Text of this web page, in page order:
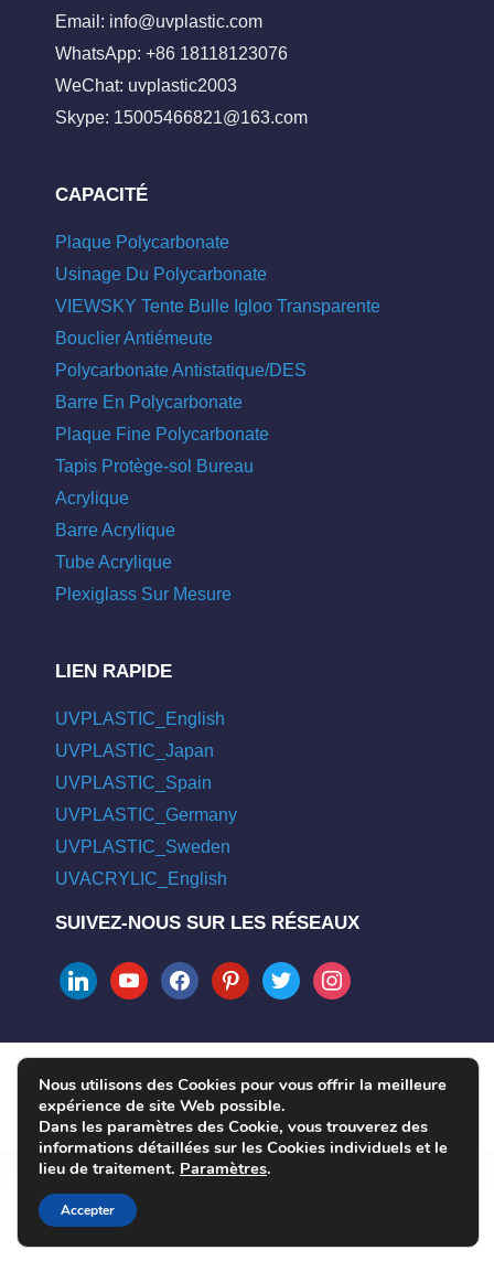
Email: info@uvplastic.com
WhatsApp: +86 18118123076
WeChat: uvplastic2003
Skype: 15005466821@163.com
CAPACITÉ
Plaque Polycarbonate
Usinage Du Polycarbonate
VIEWSKY Tente Bulle Igloo Transparente
Bouclier Antiémeute
Polycarbonate Antistatique/DES
Barre En Polycarbonate
Plaque Fine Polycarbonate
Tapis Protège-sol Bureau
Acrylique
Barre Acrylique
Tube Acrylique
Plexiglass Sur Mesure
LIEN RAPIDE
UVPLASTIC_English
UVPLASTIC_Japan
UVPLASTIC_Spain
UVPLASTIC_Germany
UVPLASTIC_Sweden
UVACRYLIC_English
SUIVEZ-NOUS SUR LES RÉSEAUX
linkedinyoutubefacebookpinteresttwitter instagram
COPYRIGHT © 2004 - 2026 UVPLASTIC MATERIAL TECHNOLOGY
CO., LTD. ALL RIGHTS RESERVED
Nous utilisons des Cookies pour vous offrir la meilleure
expérience de site Web possible.
Dans les paramètres des Cookie, vous trouverez des
informations détaillées sur les Cookies individuels et le
lieu de traitement. Paramètres.
Accepter